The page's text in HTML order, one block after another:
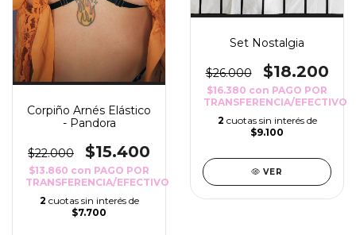
Corpiño Arnés Elástico
- Pandora
$22.000 $15.400
$13.860 con PAGO POR
TRANSFERENCIA/EFECTIVO
2 cuotas sin interés de
$7.700
Set Nostalgia
$26.000 $18.200
$16.380 con PAGO POR
TRANSFERENCIA/EFECTIVO
2 cuotas sin interés de
$9.100
VER